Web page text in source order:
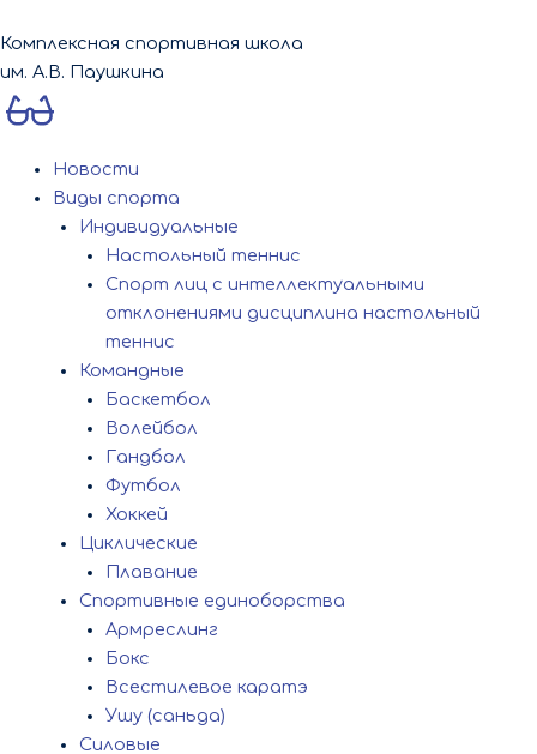
к
содержимому
Комплексная спортивная школа
им. А.В. Паушкина
Новости
Виды спорта
Индивидуальные
Настольный теннис
Спорт лиц с интеллектуальными
отклонениями дисциплина настольный
теннис
Командные
Баскетбол
Волейбол
Гандбол
Футбол
Хоккей
Циклические
Плавание
Спортивные единоборства
Армреслинг
Бокс
Всестилевое каратэ
Ушу (саньда)
Силовые